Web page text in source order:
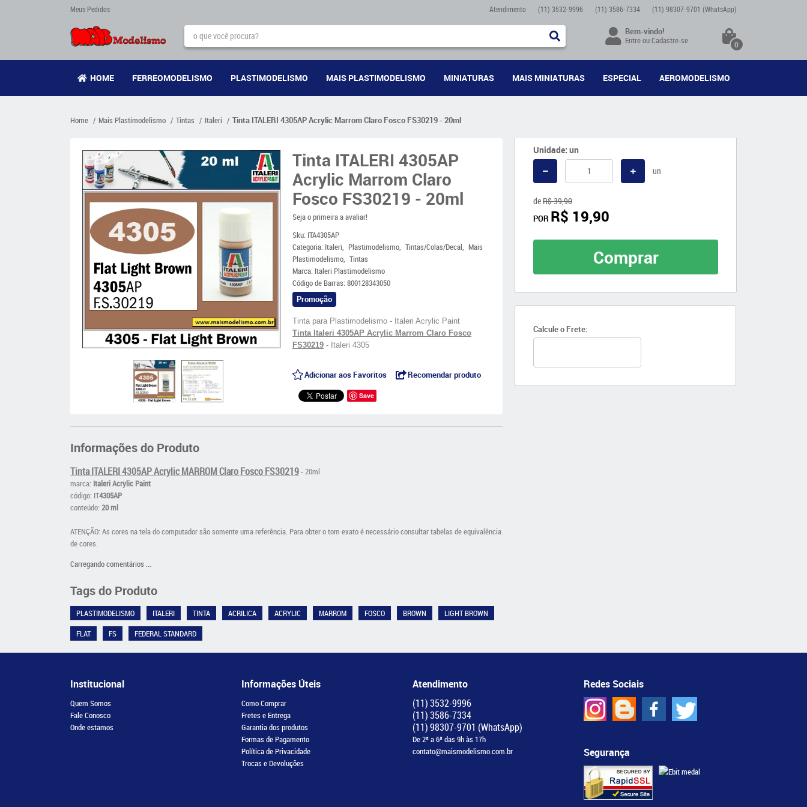
Meus Pedidos Atendimento (11) 3532-9996 (11) 3586-7334 (11) 98307-9701 (WhatsApp)
Bem-vindo!
EntreouCadastre-se 0
HOME FERREOMODELISMO PLASTIMODELISMO MAIS PLASTIMODELISMO MINIATURAS MAIS MINIATURAS ESPECIAL AEROMODELISMO
Home Mais Plastimodelismo Tintas Italeri Tinta ITALERI 4305AP Acrylic Marrom Claro Fosco FS30219 - 20ml
Tinta ITALERI 4305AP
Acrylic Marrom Claro
Fosco FS30219 - 20ml
Seja o primeira a avaliar!
Sku: ITA4305AP
Categoria: Italeri Plastimodelismo Tintas/Colas/Decal
Mais
Plastimodelismo Tintas
Marca: Italeri Plastimodelismo
Código de Barras:800128343050
Promoção
Tinta para Plastimodelismo - Italeri Acrylic Paint
Tinta Italeri 4305AP Acrylic Marrom Claro Fosco
FS30219 - Italeri 4305
Adicionar aos Favoritos Recomendar produto
Save
Unidade: un
un
deR$ 39,90
POR R$ 19,90
Comprar
Calcule o Frete:
Informações do Produto
Tinta ITALERI 4305AP Acrylic MARROM Claro Fosco FS30219- 20ml
marca: Italeri Acrylic Paint
código: IT4305AP
conteúdo: 20 ml
ATENÇÃO: As cores na tela do computador são somente uma referência. Para obter o tom exato é necessário consultar tabelas de equivalência
de cores.
Carregando comentários ...
Tags do Produto
PLASTIMODELISMO ITALERI TINTA ACRILICA ACRYLIC MARROM FOSCO BROWN
LIGHT BROWN
FLAT
FS FEDERAL STANDARD
Institucional
Quem Somos
Fale Conosco
Onde estamos
Informações Úteis
Como Comprar
Fretes e Entrega
Garantia dos produtos
Formas de Pagamento
Política de Privacidade
Trocas e Devoluções
Atendimento
(11)3532-9996
(11)3586-7334
(11)98307-9701 (WhatsApp)
De 2ª a 6ª das 9h às 17h
contato@maismodelismo.com.br
Redes Sociais
Segurança